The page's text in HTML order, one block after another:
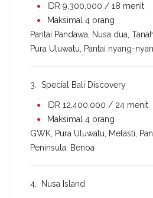
IDR 9,300,000 / 18 menit
Maksimal 4 orang
Pantai Pandawa, Nusa dua,
Pura Uluwatu, Pantai nyang-
3. Special Bali Discovery
IDR 12,400,000 / 24 menit
Maksimal 4 orang
GWK, Pura Uluwatu, Melasti,
Peninsula, Benoa
4. Nusa Island